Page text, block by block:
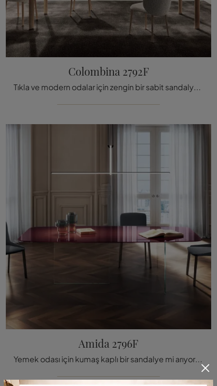
Colombina 2792F
Tıkla ve modern odalar için zengin bir sabit sandalye kataloğunu keşfet: Lago markasının Colombina 2792F modeli seni
Amida 2796F
Yemek odası için kumaş kaplı bir sandalye mi arıyorsunuz? En iyi şekilde mekanlarınızı tamamlamak için Lago